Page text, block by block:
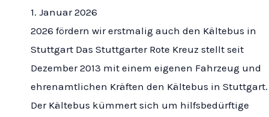
1. Januar 2026
2026 fördern wir erstmalig auch den Kältebus in
Stuttgart Das Stuttgarter Rote Kreuz stellt seit
Dezember 2013 mit einem eigenen Fahrzeug und
ehrenamtlichen Kräften den Kältebus in Stuttgart.
Der Kältebus kümmert sich um hilfsbedürftige